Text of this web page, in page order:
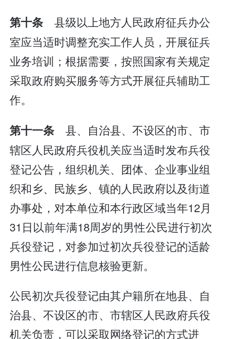
第十条 县级以上地方人民政府征兵办公
室应当适时调整充实工作人员，开展征兵
业务培训；根据需要，按照国家有关规定
采取政府购买服务等方式开展征兵辅助工
作。
第十一条 县、自治县、不设区的市、市
辖区人民政府兵役机关应当适时发布兵役
登记公告，组织机关、团体、企业事业组
织和乡、民族乡、镇的人民政府以及街道
办事处，对本单位和本行政区域当年12月
31日以前年满18周岁的男性公民进行初次
兵役登记，对参加过初次兵役登记的适龄
男性公民进行信息核验更新。
公民初次兵役登记由其户籍所在地县、自
治县、不设区的市、市辖区人民政府兵役
机关负责，可以采取网络登记的方式进